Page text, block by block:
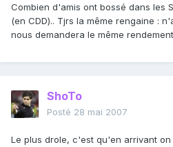
Combien d'amis ont bossé dans les
(en CDD).. Tjrs la même rengaine :
nous demandera le même
ShoTo
Posté 28 mai 2007
Le plus drole, c'est qu'en arrivant